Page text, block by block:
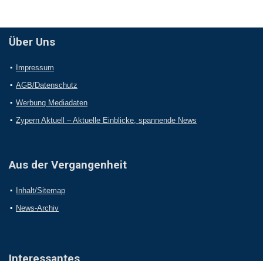
Über Uns
Impressum
AGB/Datenschutz
Werbung Mediadaten
Zypern Aktuell – Aktuelle Einblicke, spannende News
Aus der Vergangenheit
Inhalt/Sitemap
News-Archiv